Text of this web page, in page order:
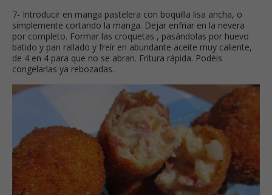
7- Introducir en manga pastelera con boquilla lisa ancha, o
simplemente cortando la manga. Dejar enfriar en la nevera
por completo. Formar las croquetas , pasándolas por huevo
batido y pan rallado y freír en abundante aceite muy caliente,
de 4 en 4 para que no se abran. Fritura rápida. Podéis
congelarlas ya rebozadas.